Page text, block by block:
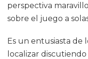
perspectiva
sobre el juego a
Es un entusiasta de
localizar